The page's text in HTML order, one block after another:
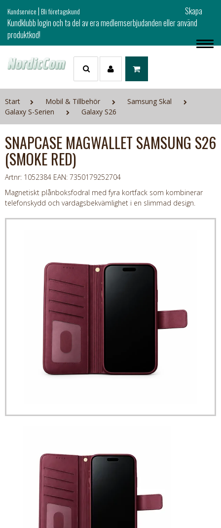
Kundservice|Bli företagskund
Skapa
Kundklubb login och ta del av era medlemserbjudanden eller använd
produktkod!
Start Mobil & Tillbehör
Samsung Skal
Galaxy S-Serien
Galaxy S26
SNAPCASE MAGWALLET SAMSUNG S26
(SMOKE RED)
Artnr: 1052384 EAN: 7350179252704
Magnetiskt plånboksfodral med fyra kortfack som kombinerar
telefonskydd och vardagsbekvämlighet i en slimmad design.